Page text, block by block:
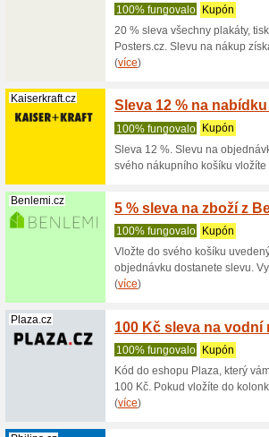
Zobrazení:
Dům a
Houpat.cz